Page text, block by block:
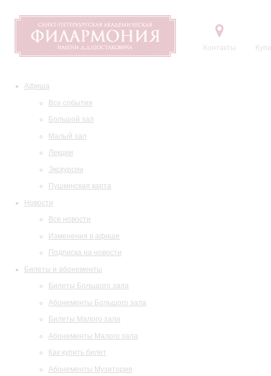
Контакты
Афиша
Все события
Большой зал
Малый зал
Лекции
Экскурсии
Пушкинская карта
Новости
Все новости
Изменения в афише
Подписка на новости
Билеты и абонементы
Билеты Большого зала
Абонементы Большого зала
Билеты Малого зала
Абонементы Малого зала
Как купить билет
Абонементы Музитория